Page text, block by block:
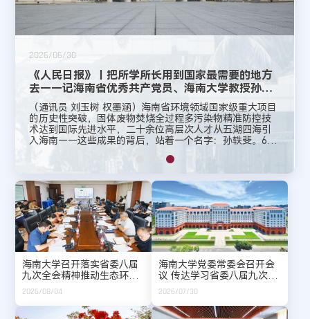
2026/06/30
《人民日报》丨把所学所长用到国家最需要的地方
去——记海南省优秀共产党员、海南大学教授孙轶
斐
（通讯员 刘玉树 权墨涵）海南省环境领域国家级重大项目
的历史性突破，固体废物焚烧全过程多污染物精准防控技
术达到国际先进水平，二十余位高层次人才从五湖四海引
入海南——这些成果的背后，站着一个名字：孙轶斐。6月
评“海南省优秀共产党员”。从辽宁丹东先后到北京、日本京
都求学，从北京航空航天大学到海南大学工作，这位教授
用半生时间走了一条“逆行”的路：在事业最成熟的时期，...
海南大学召开落实省委八届
九次全会精神推动生态环境
学科服务海南自贸港建设专
题研讨会
2026/08/04
海南大学党委常委会召开会
议 传达学习省委八届九次全
会精神
2026/07/30